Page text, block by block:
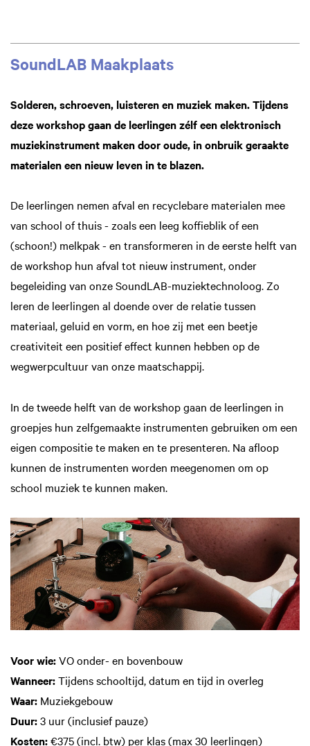
SoundLAB Maakplaats
Solderen, schroeven, luisteren en muziek maken. Tijdens
deze workshop gaan de leerlingen zélf een elektronisch
muziekinstrument maken door oude, in onbruik geraakte
materialen een nieuw leven in te blazen.
De leerlingen nemen afval en recyclebare materialen mee
van school of thuis - zoals een leeg koffieblik of een
(schoon!) melkpak - en transformeren in de eerste helft van
de workshop hun afval tot nieuw instrument, onder
begeleiding van onze SoundLAB-muziektechnoloog. Zo
leren de leerlingen al doende over de relatie tussen
materiaal, geluid en vorm, en hoe zij met een beetje
creativiteit een positief effect kunnen hebben op de
wegwerpcultuur van onze maatschappij.
In de tweede helft van de workshop gaan de leerlingen in
groepjes hun zelfgemaakte instrumenten gebruiken om een
eigen compositie te maken en te presenteren. Na afloop
kunnen de instrumenten worden meegenomen om op
school muziek te kunnen maken.
Voor wie:VO onder- en bovenbouw
Wanneer:Tijdens schooltijd, datum en tijd in overleg
Waar: Muziekgebouw
Duur:3 uur (inclusief pauze)
Kosten:€375 (incl. btw) per klas (max 30 leerlingen)